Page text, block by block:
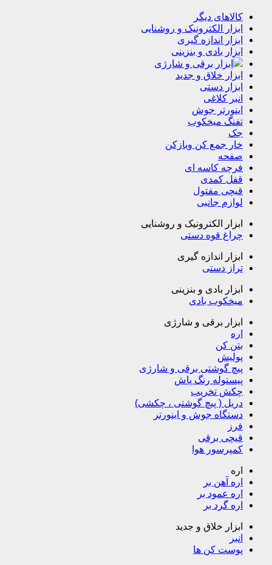
کالاهای دیگر
ابزار الکترونیک و روشنایی
ابزار اندازه گیری
ابزار بادی و بنزینی
ابزار برقی و شارژی
ابزار خلاق و جدید
ابزار دستی
انبر کلاغی
اینورتر جوش
تفنگ میخکوب
جک
خار جمع کن وبازکن
صفحه
فرچه کاسه ای
قفل کمدی
قیچی مفتول
لوازم جانبی
ابزار الکترونیک و روشنایی
چراغ قوه دستی
ابزار اندازه گیری
تراز دستی
ابزار بادی و بنزینی
میخکوب بادی
ابزار برقی و شارژی
اره
بتن کن
پولیش
پیچ گوشتی برقی و شارژی
پیستوله رنگ پاش
چکش تخریب
دریل ( پیچ گوشتی ، چکشی)
دستگاه جوش و اینورتر
فرز
قیچی برقی
کمپرسور هوا
اره
اره آهن بر
اره عمود بر
اره گرد بر
ابزار خلاق و جدید
انبر
پوست کن ها